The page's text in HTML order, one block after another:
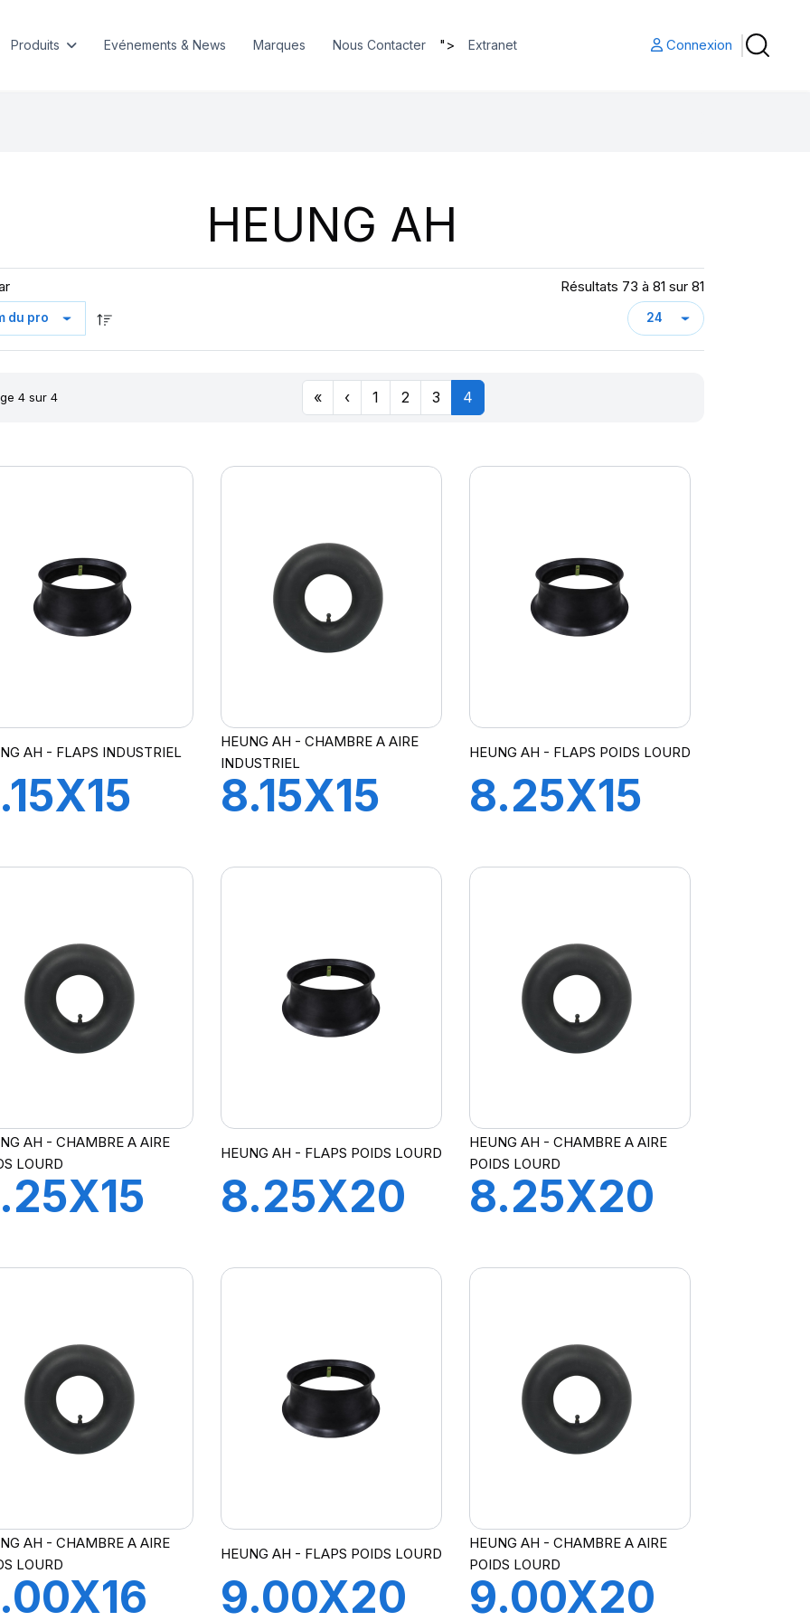
Produits Evénements & News Marques Nous Contacter "> Extranet Connexion
HEUNG AH
Résultats 73 à 81 sur 81
4 sur 4 « ‹ 1 2 3 4
AH - FLAPS INDUSTRIEL
HEUNG AH - CHAMBRE A AIRE
INDUSTRIEL
8.15X15
HEUNG AH - FLAPS POIDS LOURD
8.25X15
AH - CHAMBRE A AIRE
LOURD
HEUNG AH - FLAPS POIDS LOURD
8.25X20
HEUNG AH - CHAMBRE A AIRE
POIDS LOURD
8.25X20
AH - CHAMBRE A AIRE
LOURD
HEUNG AH - FLAPS POIDS LOURD
9.00X20
HEUNG AH - CHAMBRE A AIRE
POIDS LOURD
9.00X20